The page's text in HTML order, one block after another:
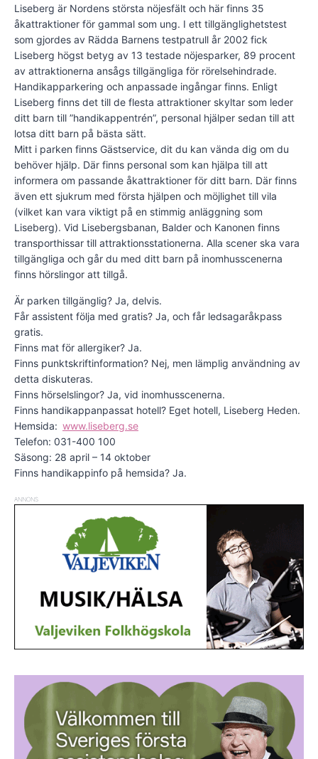
Liseberg är Nordens största nöjesfält och här finns 35
åkattraktioner för gammal som ung. I ett tillgänglighetstest
som gjordes av Rädda Barnens testpatrull år 2002 fick
Liseberg högst betyg av 13 testade nöjesparker, 89 procent
av attraktionerna ansågs tillgängliga för rörelsehindrade.
Handikapparkering och anpassade ingångar finns. Enligt
Liseberg finns det till de flesta attraktioner skyltar som leder
ditt barn till ”handikappentrén”, personal hjälper sedan till att
lotsa ditt barn på bästa sätt.
Mitt i parken finns Gästservice, dit du kan vända dig om du
behöver hjälp. Där finns personal som kan hjälpa till att
informera om passande åkattraktioner för ditt barn. Där finns
även ett sjukrum med första hjälpen och möjlighet till vila
(vilket kan vara viktigt på en stimmig anläggning som
Liseberg). Vid Lisebergs­banan, Balder och Kanonen finns
transporthissar till attraktionsstationerna. Alla scener ska vara
tillgängliga och går du med ditt barn på inomhusscenerna
finns hörslingor att tillgå.
Är parken tillgänglig? Ja, delvis.
Får assistent följa med gratis? Ja, och får ledsagaråkpass
gratis.
Finns mat för allergiker? Ja.
Finns punktskriftinformation? Nej, men lämplig användning av
detta diskuteras.
Finns hörselslingor? Ja, vid inomhusscenerna.
Finns handikappanpassat hotell? Eget hotell, Liseberg Heden.
Hemsida: www.liseberg.se
Telefon: 031-400 100
Säsong: 28 april – 14 oktober
Finns handikappinfo på hemsida? Ja.
ANNONS